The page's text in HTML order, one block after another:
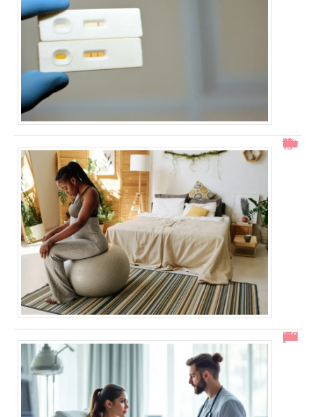
Col ouvert à 1 doigt : accouchement dans combien de temps ?
En combien de temps se résorbe un décollement placentaire ?